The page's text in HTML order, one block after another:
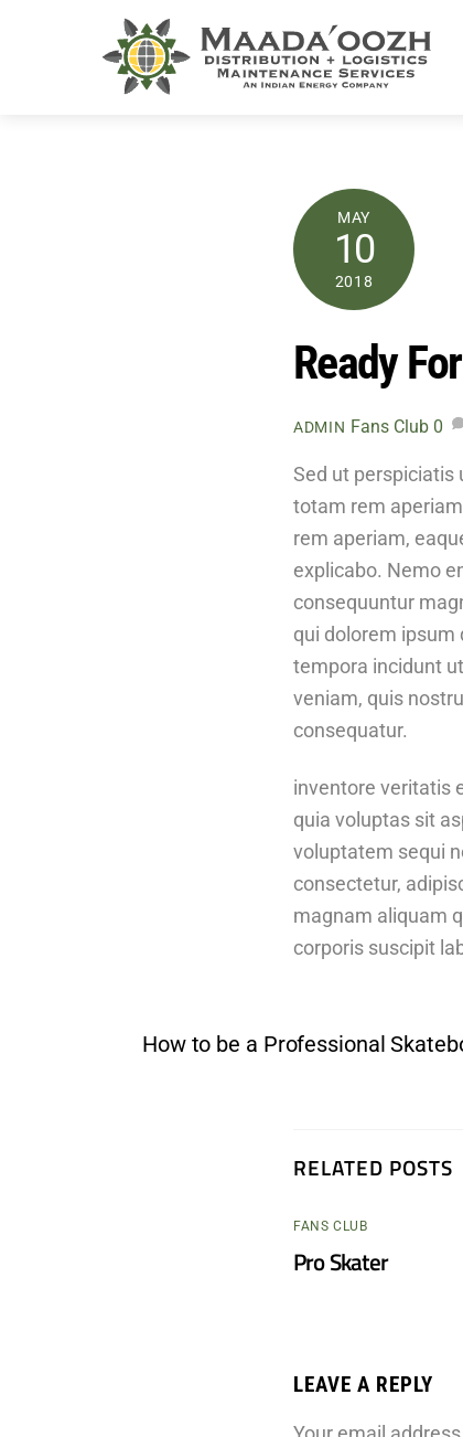
MAY
10
2018
Ready
ADMIN Fans Club 0
Sed ut perspiciatis
totam rem
rem aperiam,
explicabo. Nemo
consequuntur
qui dolorem ipsum
tempora incidunt
veniam, quis
consequatur.
inventore veritatis
quia voluptas sit
voluptatem sequi
consectetur,
magnam aliquam
corporis suscipit
How to be a Professional
RELATED POSTS
FANS CLUB
Pro Skater
LEAVE A REPLY